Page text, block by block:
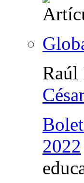
Raúl
2022